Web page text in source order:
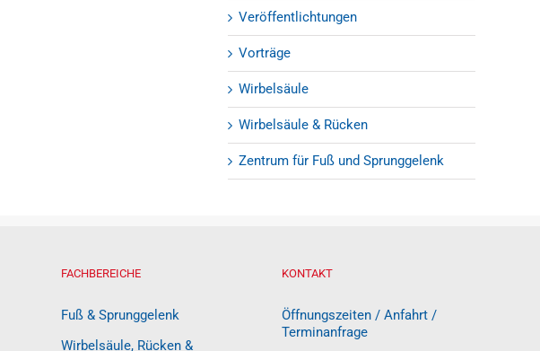
Veröffentlichtungen
Vorträge
Wirbelsäule
Wirbelsäule & Rücken
Zentrum für Fuß und Sprunggelenk
FACHBEREICHE
Fuß & Sprunggelenk
Wirbelsäule, Rücken &
KONTAKT
Öffnungszeiten / Anfahrt /
Terminanfrage